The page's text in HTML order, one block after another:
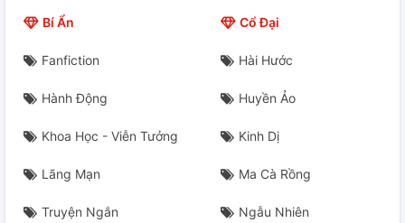
Bí Ẩn Cổ Đại
Fanfiction Hài Hước
Hành Động Huyền Ảo
Khoa Học - Viễn Tưởng Kinh Dị
Lãng Mạn Ma Cà Rồng
Truyện Ngắn Ngẫu Nhiên